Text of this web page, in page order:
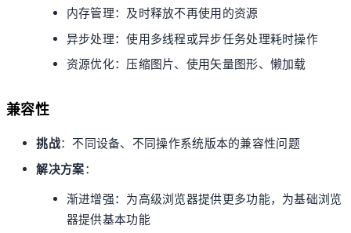
内存管理：及时释放不再使用的资源
异步处理：使用多线程或异步任务处理耗时操作
资源优化：压缩图片、使用矢量图形、懒加载
兼容性
挑战：不同设备、不同操作系统版本的兼容性问题
解决方案：
渐进增强：为高级浏览器提供更多功能，为基础浏览
器提供基本功能